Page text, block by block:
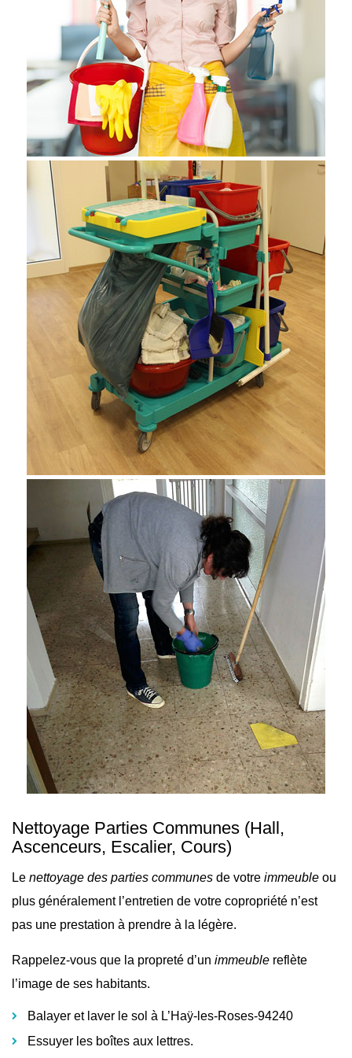
Nettoyage Parties Communes (Hall,
Ascenceurs, Escalier, Cours)
Le nettoyage des parties communes de votre immeuble ou
plus généralement l’entretien de votre copropriété n’est
pas une prestation à prendre à la légère.
Rappelez-vous que la propreté d’un immeuble reflète
l’image de ses habitants.
Balayer et laver le sol à L’Haÿ-les-Roses-94240
Essuyer les boîtes aux lettres.